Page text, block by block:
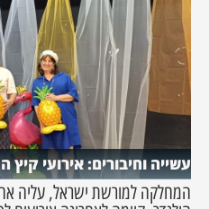
עשייה וחיבורים: אירועי קיץ
המחלקה למורשת ישראל, עליה